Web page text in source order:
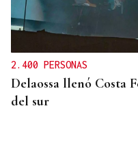
2.400 PERSONAS
Delaossa llenó Costa
del sur